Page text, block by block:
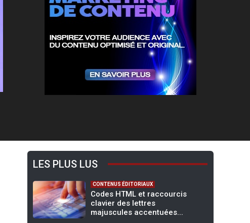
LES PLUS LUS
CONTENUS ÉDITORIAUX
Codes HTML et raccourcis
clavier des lettres
majuscules accentuées...